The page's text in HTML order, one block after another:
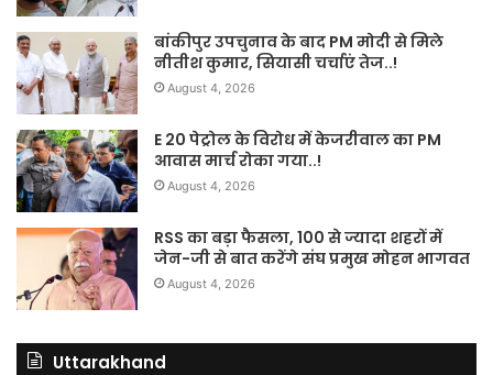
बांकीपुर उपचुनाव के बाद PM मोदी से मिले
नीतीश कुमार, सियासी चर्चाएं तेज..!
August 4, 2026
E 20 पेट्रोल के विरोध में केजरीवाल का PM
आवास मार्च रोका गया..!
August 4, 2026
RSS का बड़ा फैसला, 100 से ज्यादा शहरों में
जेन-जी से बात करेंगे संघ प्रमुख मोहन भागवत
August 4, 2026
Uttarakhand